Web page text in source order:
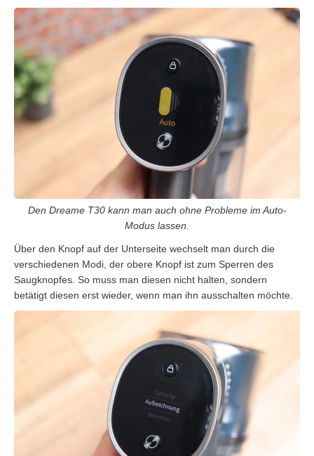
Den Dreame T30 kann man auch ohne Probleme im Auto-
Modus lassen.
Über den Knopf auf der Unterseite wechselt man durch die
verschiedenen Modi, der obere Knopf ist zum Sperren des
Saugknopfes. So muss man diesen nicht halten, sondern
betätigt diesen erst wieder, wenn man ihn ausschalten möchte.